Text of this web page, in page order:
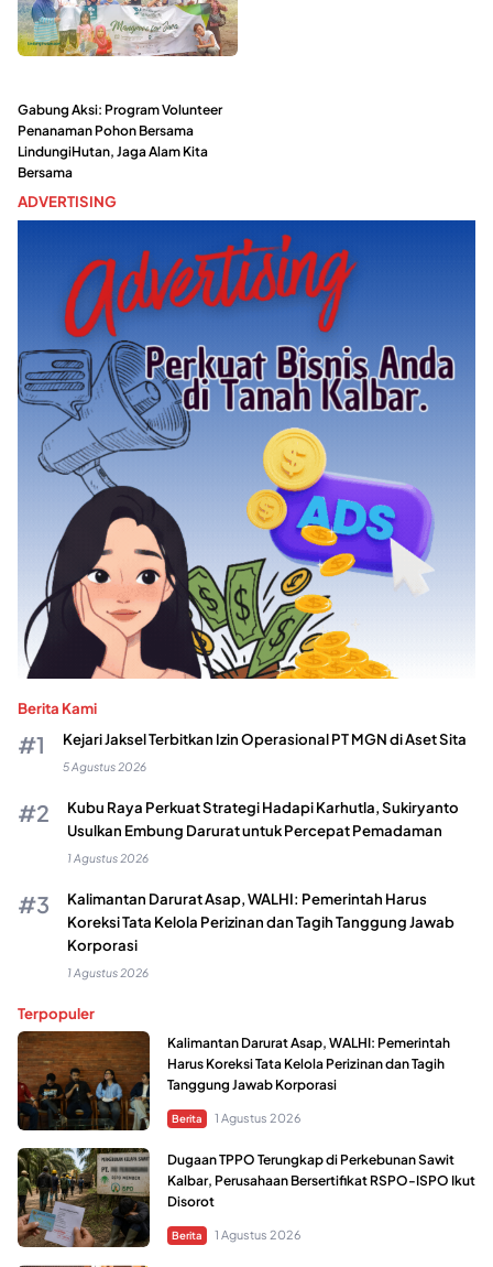
Gabung Aksi: Program Volunteer
Penanaman Pohon Bersama
LindungiHutan, Jaga Alam Kita
Bersama
ADVERTISING
Berita Kami
Kejari Jaksel Terbitkan Izin Operasional PT MGN di Aset Sita
5 Agustus 2026
Kubu Raya Perkuat Strategi Hadapi Karhutla, Sukiryanto
Usulkan Embung Darurat untuk Percepat Pemadaman
1 Agustus 2026
Kalimantan Darurat Asap, WALHI: Pemerintah Harus
Koreksi Tata Kelola Perizinan dan Tagih Tanggung Jawab
Korporasi
1 Agustus 2026
Terpopuler
Kalimantan Darurat Asap, WALHI: Pemerintah
Harus Koreksi Tata Kelola Perizinan dan Tagih
Tanggung Jawab Korporasi
Berita 1 Agustus 2026
Dugaan TPPO Terungkap di Perkebunan Sawit
Kalbar, Perusahaan Bersertifikat RSPO-ISPO Ikut
Disorot
Berita 1 Agustus 2026